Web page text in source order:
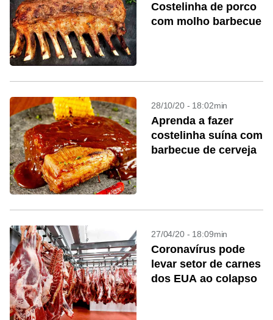
Costelinha de porco
com molho barbecue
28/10/20 - 18:02min
Aprenda a fazer
costelinha suína com
barbecue de cerveja
27/04/20 - 18:09min
Coronavírus pode
levar setor de carnes
dos EUA ao colapso